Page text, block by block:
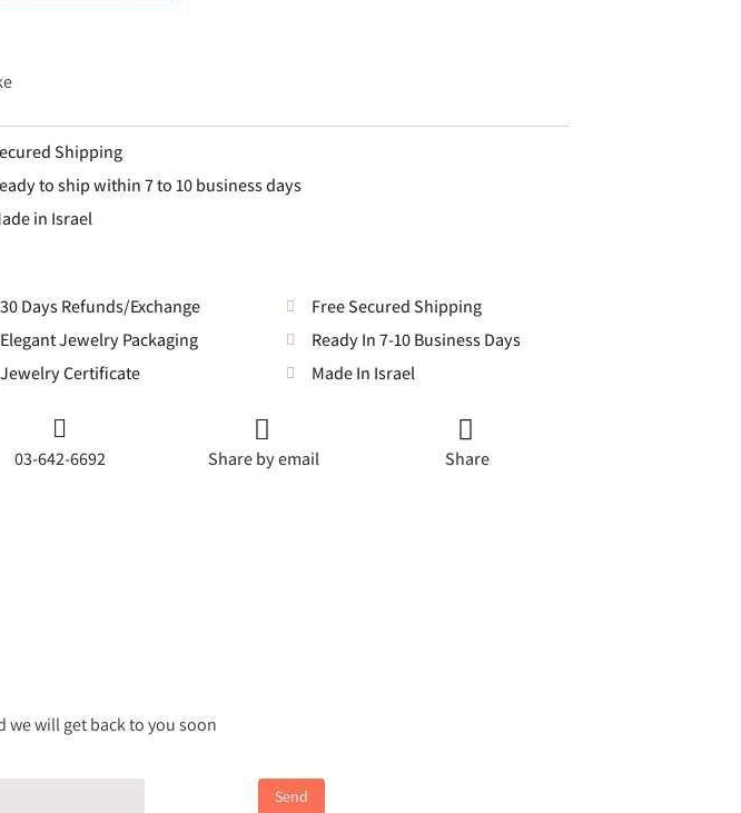
Shipping
to ship within 7 to 10 business days
in Israel
30 Days Refunds/Exchange
Elegant Jewelry Packaging
Jewelry Certificate
Free Secured Shipping
Ready In 7-10 Business Days
Made In Israel
03-642-6692 Share by email Share
we will get back to you soon
Send